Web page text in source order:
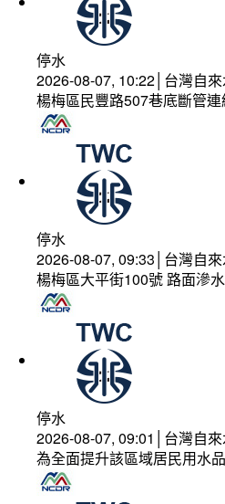
停水
2026-08-07, 10:22│台灣自
楊梅區民豐路507巷底斷管連
停水
2026-08-07, 09:33│台灣自
楊梅區大平街100號 路面滲
停水
2026-08-07, 09:01│台灣自
為全面提升該區域居民用水